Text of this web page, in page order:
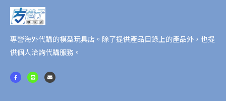
專營海外代購的模型玩具店。除了提供產品目錄上的產品外，也提
供個人洽詢代購服務。
F
a
c
L
i
n
E
n
v